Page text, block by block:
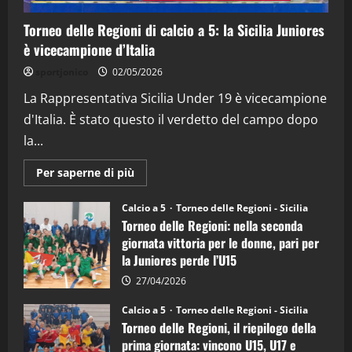
4
"SportEmpire" in Podcast
“SportEmpire” in Podcast: 26^ Puntata
08/04/2026
Torneo delle Regioni di calcio a 5: la Sicilia Juniores
è vicecampione d’Italia
02/05/2026
La Rappresentativa Sicilia Under 19 è vicecampione
d'Italia. È stato questo il verdetto del campo dopo
la...
Per saperne di più
informazioni
Torneo
delle
Regioni
di
calcio
a
5:
la
Juniores
è
vicecampione
d’Italia
Calcio a 5 Torneo delle Regioni - Sicilia
Torneo delle Regioni: nella seconda
giornata vittoria per le donne, pari per
la Juniores perde l’U15
27/04/2026
Calcio a 5 Torneo delle Regioni - Sicilia
Torneo delle Regioni, il riepilogo della
prima giornata: vincono U15, U17 e